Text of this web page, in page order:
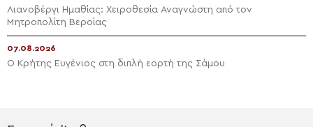
Λιανοβέργι Ημαθίας: Χειροθεσία Αναγνώστη από τον
Μητροπολίτη Βεροίας
07.08.2026
Ο Κρήτης Ευγένιος στη διπλή εορτή της Σάμου